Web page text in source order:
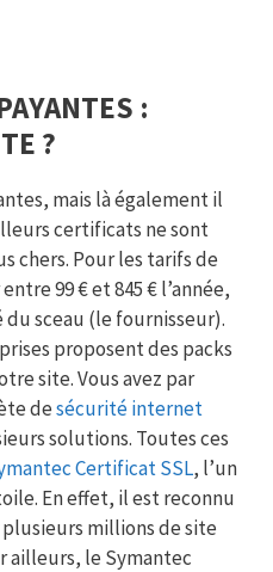
:
?
mais là également il
certificats ne sont
chers. Pour les tarifs de
99 € et 845 € l’année,
sceau (le fournisseur).
proposent des packs
site. Vous avez par
desécurité internet
solutions. Toutes ces
Certificat SSL, l’un
En effet, il est reconnu
millions de site
ailleurs, le Symantec